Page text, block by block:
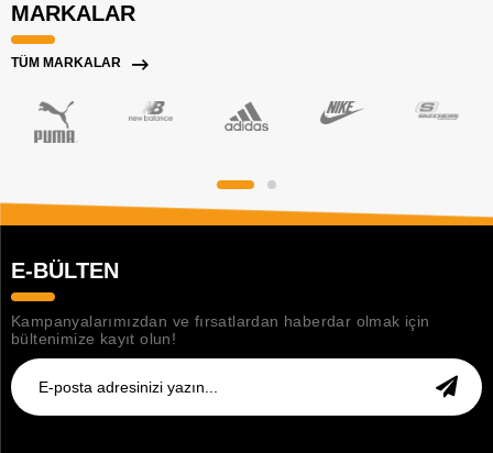
MARKALAR
TÜM MARKALAR
E-BÜLTEN
Kampanyalarımızdan ve fırsatlardan haberdar olmak için
bültenimize kayıt olun!